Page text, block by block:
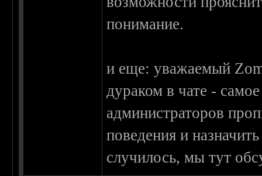
понимание.
и еще: уважаемый
дураком в чате -
администраторов
поведения и
случилось, мы тут